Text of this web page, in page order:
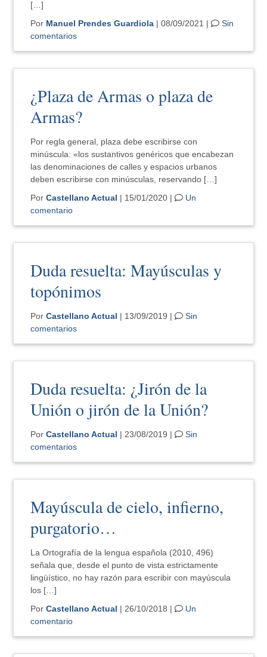
[…]
Por Manuel Prendes Guardiola | 08/09/2021 |
Sin
comentarios
¿Plaza de Armas o plaza de
Armas?
Por regla general, plaza debe escribirse con
minúscula: «los sustantivos genéricos que encabezan
las denominaciones de calles y espacios urbanos
deben escribirse con minúsculas, reservando […]
PorCastellano Actual | 15/01/2020 |
Un
comentario
Duda resuelta: Mayúsculas y
topónimos
PorCastellano Actual | 13/09/2019 |
Sin
comentarios
Duda resuelta: ¿Jirón de la
Unión o jirón de la Unión?
PorCastellano Actual | 23/08/2019 |
Sin
comentarios
Mayúscula de cielo, infierno,
purgatorio…
La Ortografía de la lengua española (2010, 496)
señala que, desde el punto de vista estrictamente
lingüístico, no hay razón para escribir con mayúscula
los […]
PorCastellano Actual | 26/10/2018 |
Un
comentario